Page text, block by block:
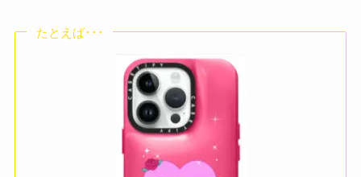
たとえば･･･